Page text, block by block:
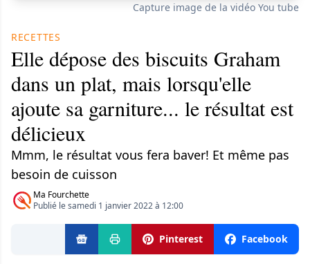
Capture image de la vidéo You tube
RECETTES
Elle dépose des biscuits Graham
dans un plat, mais lorsqu'elle
ajoute sa garniture... le résultat est
délicieux
Mmm, le résultat vous fera baver! Et même pas
besoin de cuisson
Ma Fourchette
Publié le samedi 1 janvier 2022 à 12:00
Pinterest Facebook